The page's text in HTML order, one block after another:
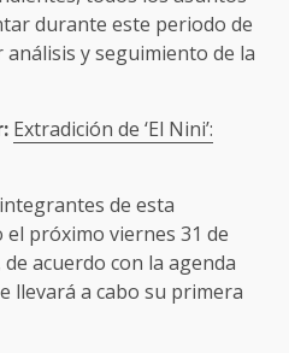
durante este periodo de
y seguimiento de la
Extradición de ‘El Nini’:
de esta
próximo viernes 31 de
acuerdo con la agenda
llevará a cabo su primera